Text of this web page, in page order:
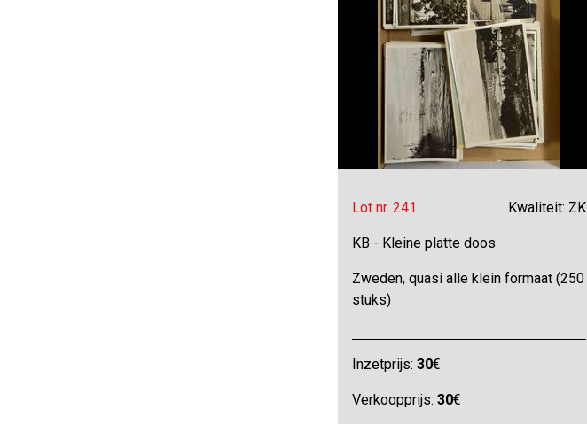
Lot nr. 241 Kwaliteit: ZK
KB - Kleine platte doos
Zweden, quasi alle klein formaat (250
stuks)
Inzetprijs:30€
Verkoopprijs:30€